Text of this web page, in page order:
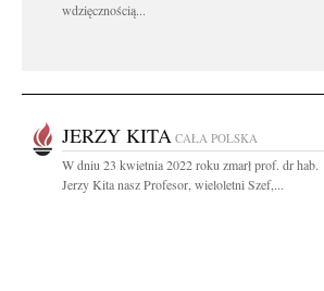
wdzięcznością...
JERZY KITA CAŁA POLSKA
W dniu 23 kwietnia 2022 roku zmarł prof. dr hab.
Jerzy Kita nasz Profesor, wieloletni Szef,...